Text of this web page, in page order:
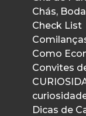
Chás,
Check List
Como
Convites
Dicas de